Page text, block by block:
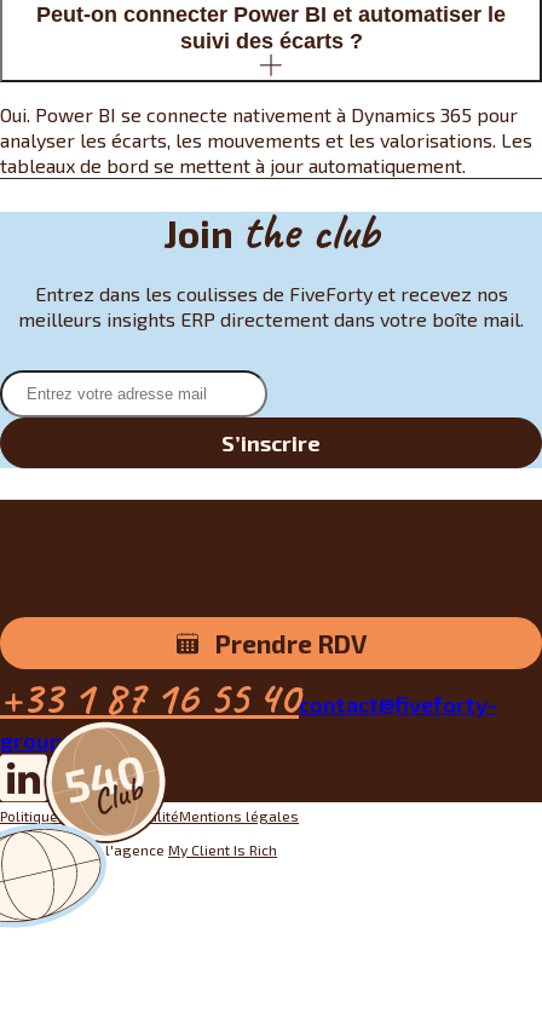
Peut-on connecter Power BI et automatiser le
suivi des écarts ?
Oui. Power BI se connecte nativement à Dynamics 365 pour
analyser les écarts, les mouvements et les valorisations. Les
tableaux de bord se mettent à jour automatiquement.
Join the club
Entrez dans les coulisses de FiveForty et recevez nos
meilleurs insights ERP directement dans votre boîte mail.
S’inscrire
Prendre RDV
+33 1 87 16 55 40contact@fiveforty-
group.fr
Politique de confidentialitéMentions légales
Conception par l'agence My Client Is Rich